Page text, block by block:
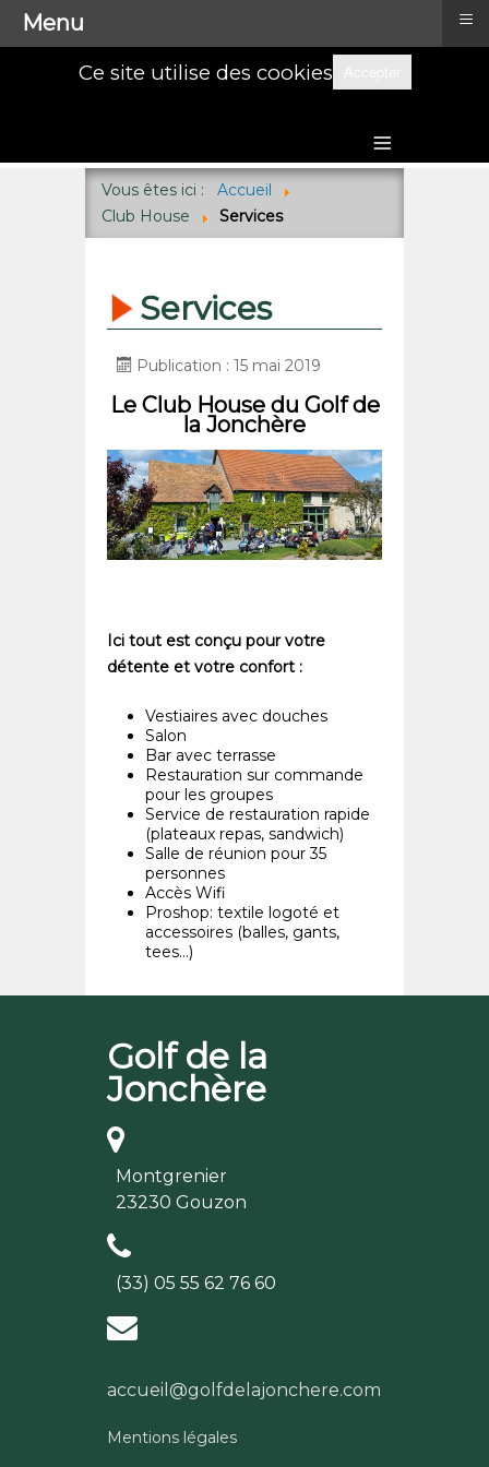
Ce site utilise des cookies
≡
Vous êtes ici :
Accueil
Club House
Services
Services
Publication : 15 mai 2019
Le Club House du Golf de
la Jonchère
Ici tout est conçu pour votre
détente et votre confort :
Vestiaires avec douches
Salon
Bar avec terrasse
Restauration sur commande
pour les groupes
Service de restauration rapide
(plateaux repas, sandwich)
Salle de réunion pour 35
personnes
Accès Wifi
Proshop: textile logoté et
accessoires (balles, gants,
tees…)
Golf de la
Jonchère
Montgrenier
23230 Gouzon
(33) 05 55 62 76 60
accueil@golfdelajonchere.com
Mentions légales
Menu ≡